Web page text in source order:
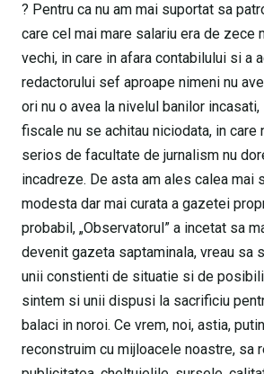
? Pentru ca nu am mai suportat sa
care cel mai mare salariu era de zece
vechi, in care in afara contabilului si a
redactorului sef aproape nimeni nu
ori nu o avea la nivelul banilor
fiscale nu se achitau niciodata, in care
serios de facultate de jurnalism nu
incadreze. De asta am ales calea mai
modesta dar mai curata a gazetei
probabil, „Observatorul” a incetat sa
devenit gazeta saptaminala, vreau sa
unii constienti de situatie si de
sintem si unii dispusi la sacrificiu
balaci in noroi. Ce vrem, noi, astia,
reconstruim cu mijloacele noastre, sa